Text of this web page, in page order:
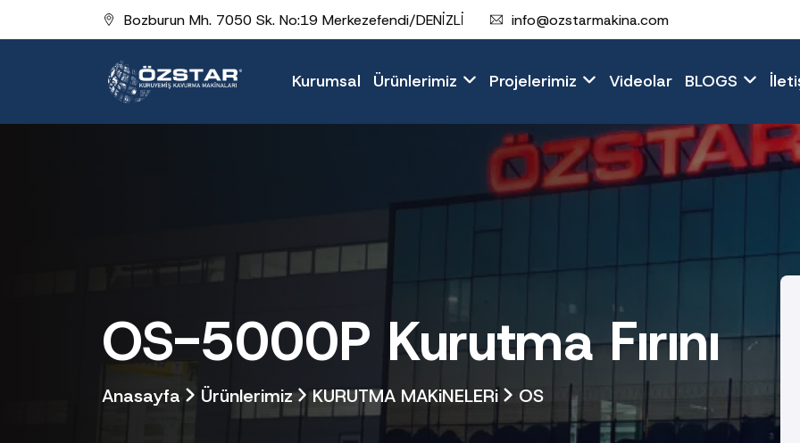
Bozburun Mh. 7050 Sk. No:19 Merkezefendi/DENİZLİ info@ozstarmakina.com
Kurumsal Ürünlerimiz Projelerimiz Videolar BLOGS
OS-5000P Kurutma Fırını
Anasayfa Ürünlerimiz KURUTMA MAKiNELERi OS